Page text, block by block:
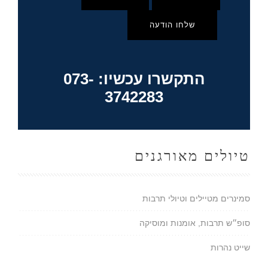
שלחו הודעה
התקשרו עכשיו: 073-
3742283
טיולים מאורגנים
סמינרים מטיילים וטיולי תרבות
סופ״ש תרבות, אומנות ומוסיקה
שייט נהרות